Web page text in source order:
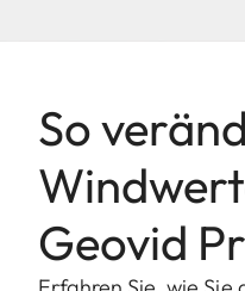
So
Geovid